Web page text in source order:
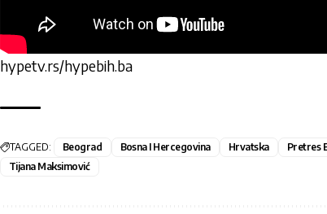
hypetv.rs/hypebih.ba
TAGGED: Beograd Bosna I Hercegovina Hrvatska Pretres
Tijana Maksimović